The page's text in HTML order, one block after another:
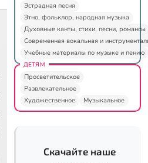
Эстрадная песня
Этно, фольклор, народная музыка
Духовные канты, стихи, песни, романсы
Современная вокальная и
Учебные материалы по музыке и пению
ДЕТЯМ
Просветительское
Развлекательное
Художественное
Музыкальное
Скачайте наше